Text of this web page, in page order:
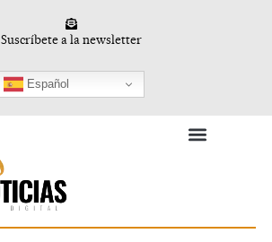
Suscríbete a la newsletter
Español